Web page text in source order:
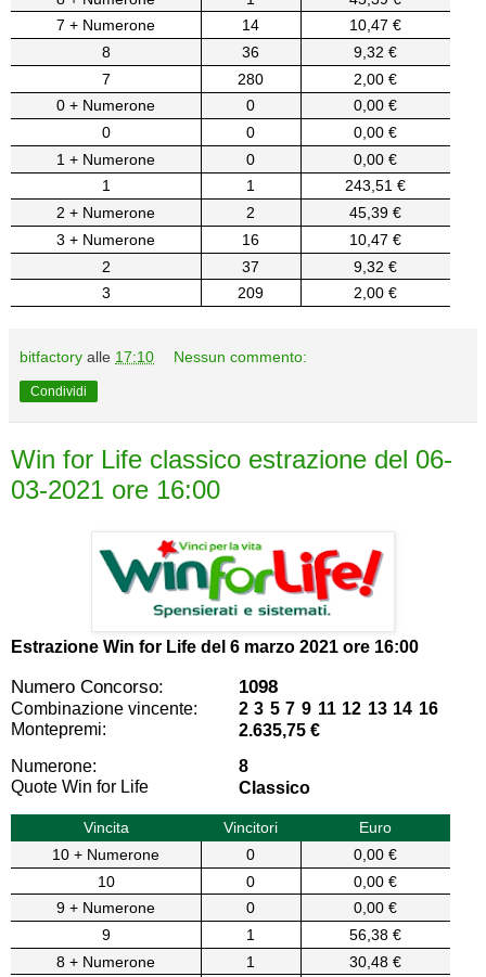
7 + Numerone
14
10,47 €
8
36
9,32 €
7
280
2,00 €
0 + Numerone
0
0,00 €
0
0
0,00 €
1 + Numerone
0
0,00 €
1
1
243,51 €
2 + Numerone
2
45,39 €
3 + Numerone
16
10,47 €
2
37
9,32 €
3
209 2,00 €
bitfactory alle 17:10 Nessun commento:
Condividi
Win for Life classico estrazione del 06-
03-2021 ore 16:00
Estrazione Win for Life del 6 marzo 2021 ore 16:00
Numero Concorso: 1098
Combinazione vincente:
2 3 5 7 9 11 12 13 14 16
Montepremi:
2.635,75 €
Numerone:
8
Quote Win for Life
Classico
Vincita Vincitori
Euro
10 + Numerone
0
0,00 €
10
0
0,00 €
9 + Numerone
0
0,00 €
9
1
56,38 €
8 + Numerone
1
30,48 €